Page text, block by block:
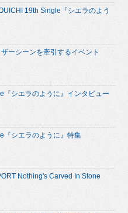
19th Single『シエラのよう
ーシーンを牽引するイベント
『シエラのように』インタビュー
『シエラのように』特集
Nothing's Carved In Stone